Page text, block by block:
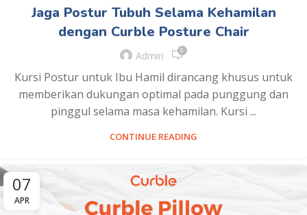
Jaga Postur Tubuh Selama Kehamilan
dengan Curble Posture Chair
Admin 0
Kursi Postur untuk Ibu Hamil dirancang khusus untuk
memberikan dukungan optimal pada punggung dan
pinggul selama masa kehamilan. Kursi ...
CONTINUE READING
07
APR